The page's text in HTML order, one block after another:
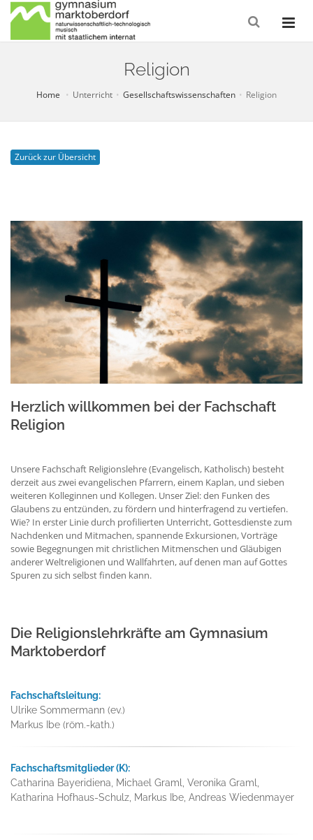
Religion
Home Unterricht Gesellschaftswissenschaften Religion
Zurück zur Übersicht
Herzlich willkommen bei der Fachschaft
Religion
Unsere Fachschaft Religionslehre (Evangelisch, Katholisch) besteht
derzeit aus zwei evangelischen Pfarrern, einem Kaplan, und sieben
weiteren Kolleginnen und Kollegen. Unser Ziel: den Funken des
Glaubens zu entzünden, zu fördern und hinterfragend zu vertiefen.
Wie? In erster Linie durch profilierten Unterricht, Gottesdienste zum
Nachdenken und Mitmachen, spannende Exkursionen, Vorträge
sowie Begegnungen mit christlichen Mitmenschen und Gläubigen
anderer Weltreligionen und Wallfahrten, auf denen man auf Gottes
Spuren zu sich selbst finden kann.
Die Religionslehrkräfte am Gymnasium
Marktoberdorf
Fachschaftsleitung:
Ulrike Sommermann (ev.)
Markus Ibe (röm.-kath.)
Fachschaftsmitglieder (K):
Catharina Bayeridiena, Michael Graml, Veronika Graml,
Katharina Hofhaus-Schulz, Markus Ibe, Andreas Wiedenmayer